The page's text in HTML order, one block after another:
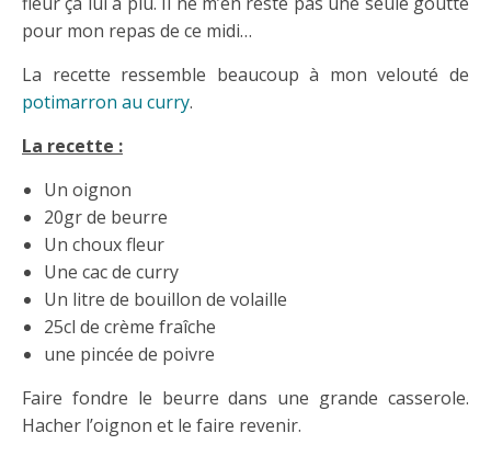
pour mon repas de ce midi…
La recette ressemble beaucoup à mon velouté de
potimarron au curry.
La recette :
Un oignon
20gr de beurre
Un choux fleur
Une cac de curry
Un litre de bouillon de volaille
25cl de crème fraîche
une pincée de poivre
Faire fondre le beurre dans une grande casserole.
Hacher l’oignon et le faire revenir.